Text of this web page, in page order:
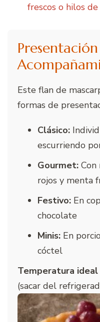
frescos o hilos
Este flan de
formas de
Clásico:
escurriendo
Gourmet:
rojos y menta
Festivo: En
chocolate
Minis: En
cóctel
Temperatura ideal
(sacar del